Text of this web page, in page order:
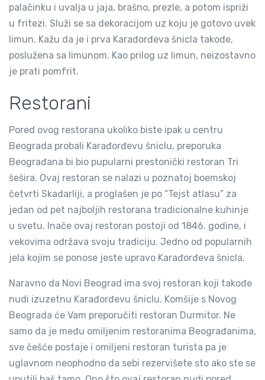
palačinku i uvalja u jaja, brašno, prezle, a potom ispriži
u fritezi. Služi se sa dekoracijom uz koju je gotovo uvek
limun. Kažu da je i prva Karađorđeva šnicla takođe,
poslužena sa limunom. Kao prilog uz limun, neizostavno
je prati pomfrit.
Restorani
Pored ovog restorana ukoliko biste ipak u centru
Beograda probali Karađorđevu šniclu, preporuka
Beograđana bi bio pupularni prestonički restoran Tri
šešira. Ovaj restoran se nalazi u poznatoj boemskoj
četvrti Skadarliji, a proglašen je po “Tejst atlasu” za
jedan od pet najboljih restorana tradicionalne kuhinje
u svetu. Inače ovaj restoran postoji od 1846. godine, i
vekovima održava svoju tradiciju. Jedno od popularnih
jela kojim se ponose jeste upravo Karađorđeva šnicla.
Naravno da Novi Beograd ima svoj restoran koji takođe
nudi izuzetnu Karađorđevu šniclu. Komšije s Novog
Beograda će Vam preporučiti restoran Durmitor. Ne
samo da je među omiljenim restoranima Beograđanima,
sve češće postaje i omiljeni restoran turista pa je
uglavnom neophodno da sebi rezervišete sto ako ste se